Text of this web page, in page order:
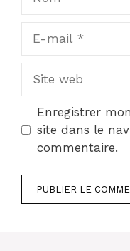
mail
web
Enregistrer
site dans le
commentaire.